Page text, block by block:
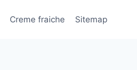
Creme fraiche Sitemap